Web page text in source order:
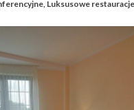
, Luksusowe